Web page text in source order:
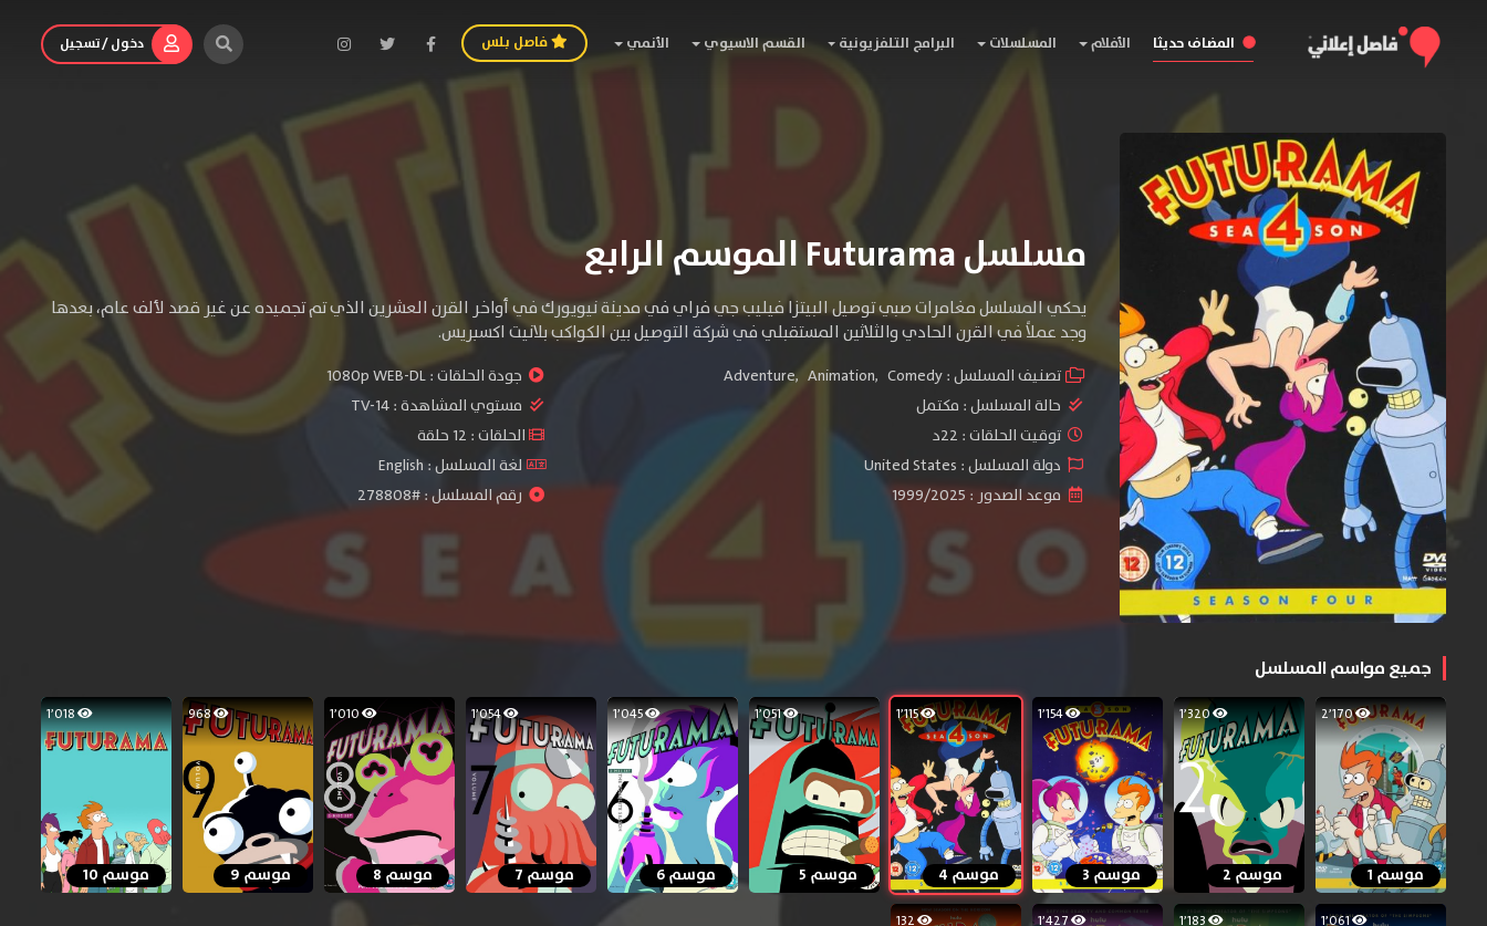
المضاف حديثا الأفلام المسلسلات البرامج التلفزيونية القسم الاسيوي الأنمي فاصل بلس دخول / تسجيل
مسلسل Futurama الموسم الرابع
يحكي المسلسل مغامرات صبي توصيل البيتزا فيليب جي فراي في مدينة نيويورك في أواخر القرن العشرين الذي تم تجميده عن غير قصد لألف عام، بعدها
وجد عملاً في القرن الحادي والثلاثين المستقبلي في شركة التوصيل بين الكواكب بلانيت اكسبريس.
تصنيف المسلسل : Adventure, Animation, Comedy جودة الحلقات :1080p WEB-DL
حالة المسلسل : مكتمل مستوي المشاهدة :TV-14
توقيت الحلقات : 22د
الحلقات : 12 حلقة
دولة المسلسل : United States
لغة المسلسل : English
موعد الصدور : 1999/2025
رقم المسلسل : #278808
جميع مواسم المسلسل
2٬170
موسم 1
1٬320
موسم 2
1٬154
موسم 3
1٬115
موسم 4
1٬051
موسم 5
1٬045
موسم 6
1٬054
موسم 7
1٬010
موسم 8
968
موسم 9
1٬018
موسم 10
1٬061 1٬183 1٬427 132